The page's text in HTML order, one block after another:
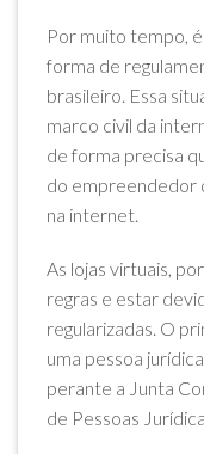
Por muito tempo,
forma de
brasileiro. Essa
marco civil da
de forma precisa
do empreendedor
na internet.
As lojas virtuais,
regras e estar
regularizadas. O
uma pessoa
perante a Junta
de Pessoas